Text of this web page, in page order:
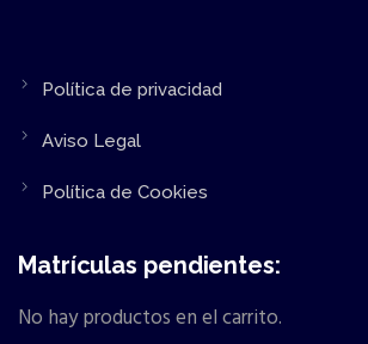
Política de privacidad
Aviso Legal
Política de Cookies
Matrículas pendientes:
No hay productos en el carrito.